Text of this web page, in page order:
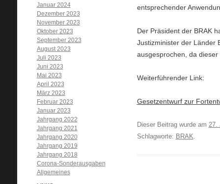
entsprechender
Der Präsident der BRAK
Justizminister der Länder
ausgesprochen, da
Weiterführender Link:
Gesetzentwurf zur
Dieser Beitrag wurde am 27.
Schlagworte: BRAK.
Januar 2024
Dezember 2023
November 2023
Oktober 2023
September 2023
August 2023
Juli 2023
Juni 2023
Mai 2023
April 2023
März 2023
Februar 2023
Januar 2023
Jahrgang 2022
Jahrgang 2021
Jahrgang 2020
Jahrgang 2019
Jahrgang 2018
Corona-Sonderausgaben
Allgemeines